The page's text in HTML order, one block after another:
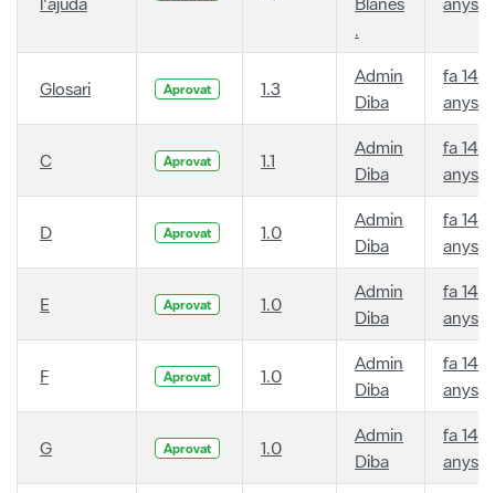
.
Glosari Aprovat 1.3
Admin
Diba
fa 14
anys
C Aprovat 1.1
Admin
Diba
fa 14
anys
D Aprovat 1.0
Admin
Diba
fa 14
anys
E Aprovat 1.0
Admin
Diba
fa 14
anys
F Aprovat 1.0
Admin
Diba
fa 14
anys
G Aprovat 1.0
Admin
Diba
fa 14
anys